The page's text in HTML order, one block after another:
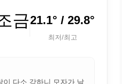
금21.1° / 29.8°
최저/최고
이 다소 강하니 모자가 날